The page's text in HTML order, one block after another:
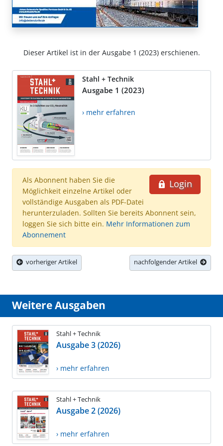
Dieser Artikel ist in der Ausgabe 1 (2023) erschienen.
Stahl + Technik
Ausgabe 1 (2023)
› mehr erfahren
Login
Als Abonnent haben Sie die
Möglichkeit einzelne Artikel oder
vollständige Ausgaben als PDF-Datei
herunterzuladen. Sollten Sie bereits Abonnent sein,
loggen Sie sich bitte ein. Mehr Informationen zum
Abonnement
vorheriger Artikel nachfolgender Artikel
Weitere Ausgaben
Stahl + Technik
Ausgabe 3 (2026)
› mehr erfahren
Stahl + Technik
Ausgabe 2 (2026)
› mehr erfahren